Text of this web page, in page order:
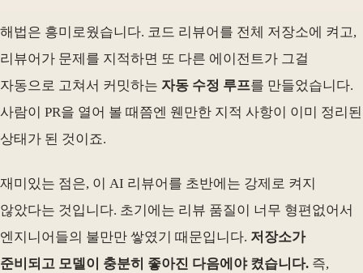
해법은 흥미로웠습니다. 코드 리뷰어를 전체 저장소에 켜고,
리뷰어가 문제를 지적하면 또 다른 에이전트가 그걸
자동으로 고쳐서 커밋하는 자동 수정 루프를 만들었습니다.
사람이 PR을 열어 볼 때쯤엔 웬만한 지적 사항이 이미 정리된
상태가 된 것이죠.
재미있는 점은, 이 AI 리뷰어를 초반에는 강제로 켜지
않았다는 것입니다. 초기에는 리뷰 품질이 너무 형편없어서
엔지니어들의 불만만 쌓였기 때문입니다. 저장소가
준비되고 모델이 충분히 좋아진 다음에야 켰습니다. 즉,